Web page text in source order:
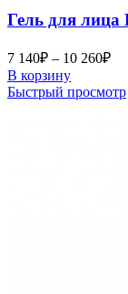
Гель для лица
7 140₽ – 10 260₽
В корзину
Быстрый просмотр